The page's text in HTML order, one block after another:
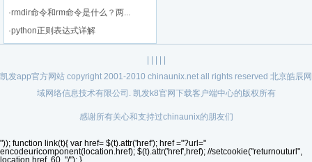
·rmdir命令和rm命令是什么？两...
·python正则表达式详解
凯发app官方网站 copyright 2001-2010 chinaunix.net all rights reserved 北京皓辰网
域网络信息技术有限公司. 凯发k8官网下载客户端中心的版权所有
感谢所有关心和支持过chinaunix的朋友们
")); function link(t){ var href= $(t).attr('href'); href ="?url="
encodeuricomponent(location.href); $(t).attr('href',href); //setcookie("returnouturl",
location.href, 60, "/"); }